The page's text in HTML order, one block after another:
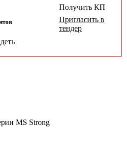
Получить КП
Пригласить в
тендер
MS Strong